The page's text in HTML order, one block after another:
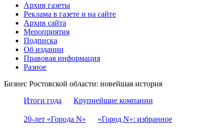
Архив газеты
Реклама в газете и на сайте
Архив сайта
Мероприятия
Подписка
Об издании
Правовая информация
Разное
Бизнес Ростовской области: новейшая история
Итоги года
Крупнейшие компании
20-лет «Города N» «Город N»: избранное